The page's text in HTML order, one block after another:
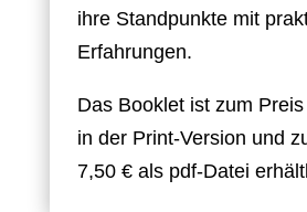
ihre Standpunkte mit
Erfahrungen.
Das Booklet ist zum
in der Print-Version und
7,50 € als pdf-Datei